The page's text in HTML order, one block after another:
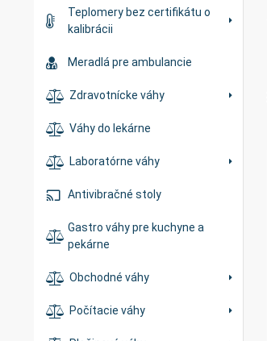
Teplomery bez certifikátu o
kalibrácii
Meradlá pre ambulancie
Zdravotnícke váhy
Váhy do lekárne
Laboratórne váhy
Antivibračné stoly
Gastro váhy pre kuchyne a
pekárne
Obchodné váhy
Počítacie váhy